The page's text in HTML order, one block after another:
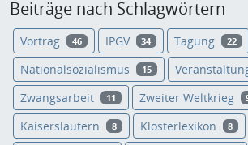
Beiträge nach Schlagwörtern
Vortrag 46 IPGV 34 Tagung 22
Nationalsozialismus 15
Zwangsarbeit 11 Zweiter Weltkrieg
Kaiserslautern 8 Klosterlexikon 8